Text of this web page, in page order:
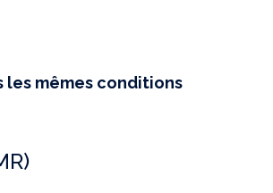
les mêmes conditions